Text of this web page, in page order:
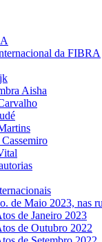
da FIBRA
Aisha
de Maio 2023, nas
de Janeiro 2023
de Outubro 2022